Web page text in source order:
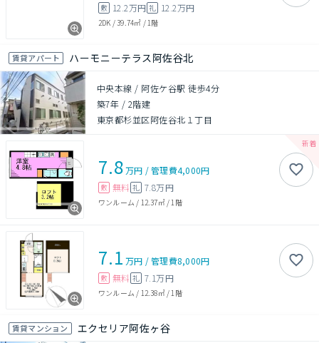
敷 12.2万円 礼 12.2万円
2DK /39.74㎡ / 1階
賃貸アパート ハーモニーテラス阿佐谷北
中央本線 / 阿佐ケ谷駅 徒歩4分
築7年 / 2階建
東京都杉並区阿佐谷北１丁目
7.8万円 /管理費4,000円
敷 無料 礼 7.8万円
ワンルーム / 12.37㎡/ 1階
7.1 万円 /管理費8,000円
敷 無料 礼 7.1万円
ワンルーム / 12.38㎡/ 1階
賃貸マンション エクセリア阿佐ヶ谷